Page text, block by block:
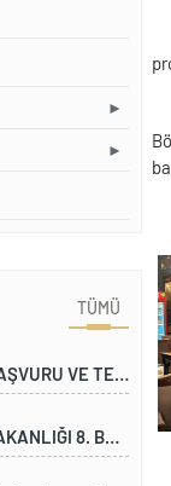
TÜMÜ
2025 YILI 1416 BURSLARI BAŞVURU VE TERCİH KILAVUZU
ULAŞTIRMA VE ALTYAPI BAKANLIĞI 8. BÖLGE MÜDÜRÜ İLE ÇAYKUR DİYARBAKIR BÖLGE MÜDÜRÜNÜN BÖLGE MÜDÜRLÜĞÜMÜZÜ ZİYARETİ